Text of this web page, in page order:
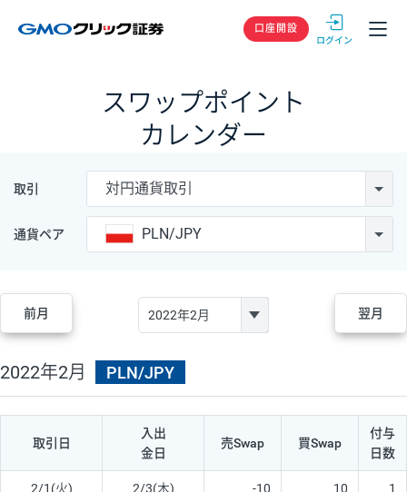
GMOクリック
口座開設
スワップポイント
カレンダー
取引 対円通貨取引
通貨ペア PLN/JPY
前月 翌月
2022年2月 PLN/JPY
取引日
入出
金日
売Swap 買Swap
付与
日数
2/1(火) 2/3(木) -10 10 1